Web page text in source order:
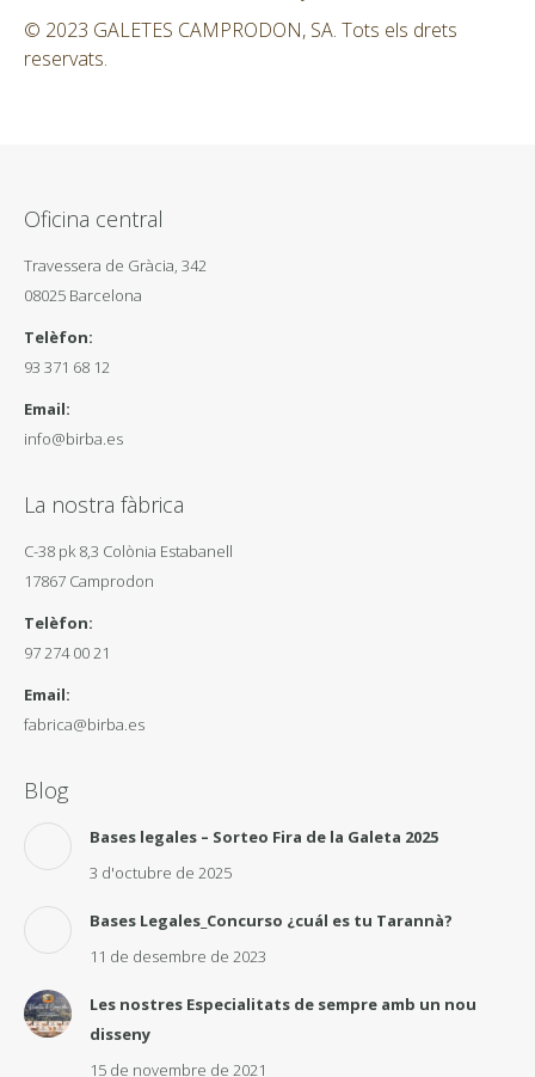
© 2023 GALETES CAMPRODON, SA. Tots els drets
reservats.
Oficina central
Travessera de Gràcia, 342
08025 Barcelona
Telèfon:
93 371 68 12
Email:
info@birba.es
La nostra fàbrica
C-38 pk 8,3 Colònia Estabanell
17867 Camprodon
Telèfon:
97 274 00 21
Email:
fabrica@birba.es
Blog
Bases legales – Sorteo Fira de la Galeta 2025
3 d'octubre de 2025
Bases Legales_Concurso ¿cuál es tu Tarannà?
11 de desembre de 2023
Les nostres Especialitats de sempre amb un nou
disseny
15 de novembre de 2021